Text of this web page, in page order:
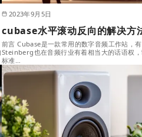
2023年9月5日
cubase水平滚动反向的解决方
前言 Cubase是一款常用的数字音频工作站，
Steinberg也在音频行业有着相当大的话语权，
标准…